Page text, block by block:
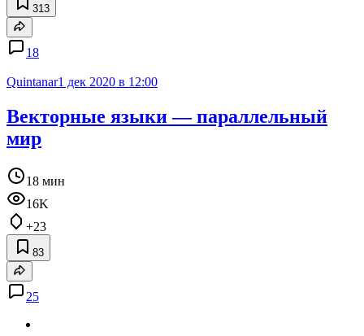
313
18
Quintanar1 дек 2020 в 12:00
Векторные языки — параллельный
мир
18 мин
16K
+23
83
25